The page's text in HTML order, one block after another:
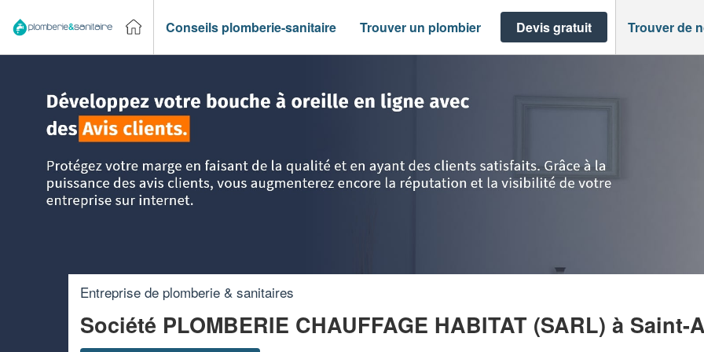
Conseils plomberie-sanitaire Trouver un plombier Devis gratuit Trouver de
Entreprise de plomberie & sanitaires
Société PLOMBERIE CHAUFFAGE HABITAT (SARL) à Saint-